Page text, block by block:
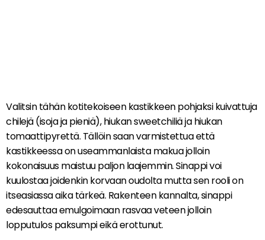
Valitsin tähän kotitekoiseen kastikkeen pohjaksi kuivattuja
chilejä (isoja ja pieniä), hiukan sweetchiliä ja hiukan
tomaattipyrettä. Tällöin saan varmistettua että
kastikkeessa on useammanlaista makua jolloin
kokonaisuus maistuu paljon laajemmin. Sinappi voi
kuulostaa joidenkin korvaan oudolta mutta sen rooli on
itseasiassa aika tärkeä. Rakenteen kannalta, sinappi
edesauttaa emulgoimaan rasvaa veteen jolloin
lopputulos paksumpi eikä erottunut.